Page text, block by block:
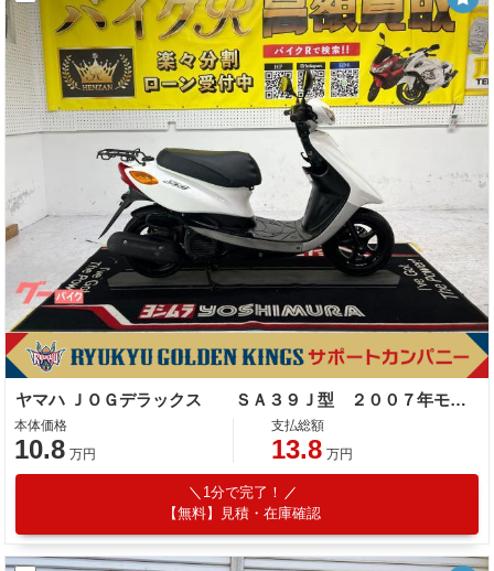
ヤマハ ＪＯＧデラックス ＳＡ３９Ｊ型 ２００７年モデル リアキャリア センタースタンド サイウドスタンド
本体価格
10.8 万円
支払総額
13.8 万円
1分で完了！
【無料】見積・在庫確認